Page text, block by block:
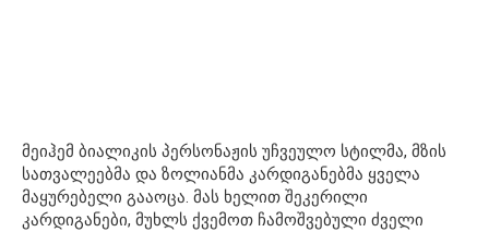
მეიჰემ ბიალიკის პერსონაჟის უჩვეულო სტილმა, მზის
სათვალეებმა და ზოლიანმა კარდიგანებმა ყველა
მაყურებელი გააოცა. მას ხელით შეკერილი
კარდიგანები, მუხლს ქვემოთ ჩამოშვებული ძველი